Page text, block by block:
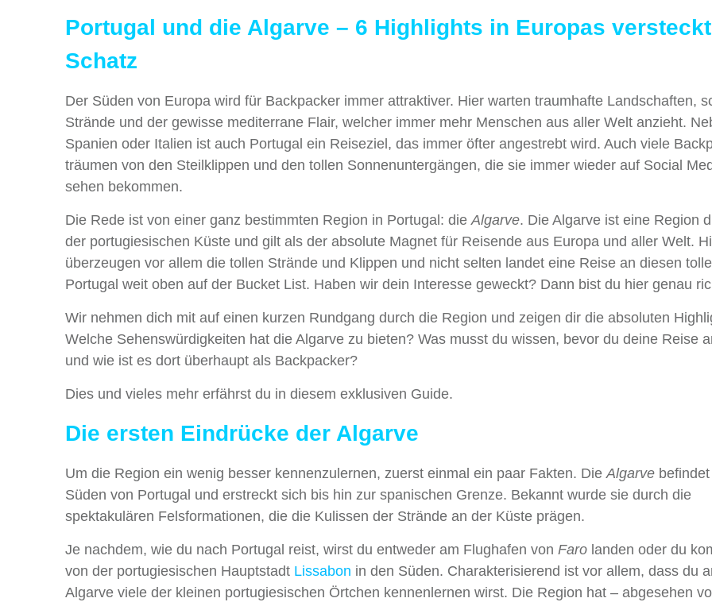
Portugal und die Algarve – 6 Highlights in Europas
Schatz
Der Süden von Europa wird für Backpacker immer attraktiver. Hier warten traumhafte Landschaften,
Strände und der gewisse mediterrane Flair, welcher immer mehr Menschen aus aller Welt anzieht.
Spanien oder Italien ist auch Portugal ein Reiseziel, das immer öfter angestrebt wird. Auch viele
träumen von den Steilklippen und den tollen Sonnenuntergängen, die sie immer wieder auf Social
sehen bekommen.
Die Rede ist von einer ganz bestimmten Region in Portugal: dieAlgarve. Die Algarve ist eine Region
der portugiesischen Küste und gilt als der absolute Magnet für Reisende aus Europa und aller Welt.
überzeugen vor allem die tollen Strände und Klippen und nicht selten landet eine Reise an diesen
Portugal weit oben auf der Bucket List. Haben wir dein Interesse geweckt? Dann bist du hier genau
Wir nehmen dich mit auf einen kurzen Rundgang durch die Region und zeigen dir die absoluten
Welche Sehenswürdigkeiten hat die Algarve zu bieten? Was musst du wissen, bevor du deine Reise
und wie ist es dort überhaupt als Backpacker?
Dies und vieles mehr erfährst du in diesem exklusiven Guide.
Die ersten Eindrücke der Algarve
Um die Region ein wenig besser kennenzulernen, zuerst einmal ein paar Fakten. DieAlgarve
Süden von Portugal und erstreckt sich bis hin zur spanischen Grenze. Bekannt wurde sie durch die
spektakulären Felsformationen, die die Kulissen der Strände an der Küste prägen.
Je nachdem, wie du nach Portugal reist, wirst du entweder am Flughafen von Faro landen oder du
von der portugiesischen Hauptstadt Lissabon in den Süden. Charakterisierend ist vor allem, dass du
Algarve viele der kleinen portugiesischen Örtchen kennenlernen wirst. Die Region hat – abgesehen